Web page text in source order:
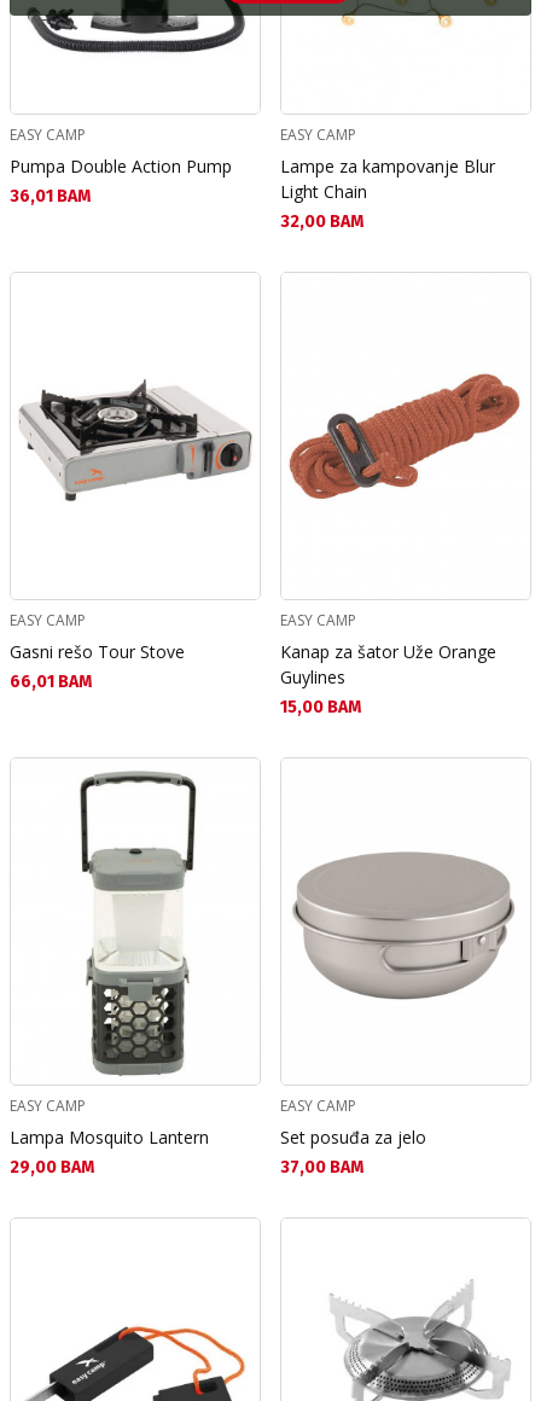
EASY CAMP
Pumpa Double Action Pump
Текуща цена:
36,01 BAM
EASY CAMP
Lampe za kampovanje Blur
Light Chain
Текуща цена:
32,00 BAM
EASY CAMP
Gasni rešo Tour Stove
Текуща цена:
66,01 BAM
EASY CAMP
Kanap za šator Uže Orange
Guylines
Текуща цена:
15,00 BAM
EASY CAMP
Lampa Mosquito Lantern
Текуща цена:
29,00 BAM
EASY CAMP
Set posuđa za jelo
Текуща цена:
37,00 BAM